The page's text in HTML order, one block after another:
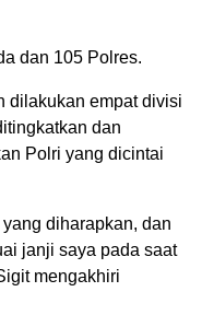
dan 105 Polres.
dilakukan empat divisi
dan
Polri yang dicintai
diharapkan, dan
janji saya pada saat
mengakhiri